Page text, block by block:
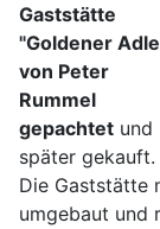
Gaststätte
"Goldener
von Peter
Rummel
gepachtet und
später gekauft.
Die Gaststätte
umgebaut und